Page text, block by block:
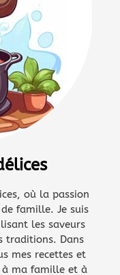
où la passion
famille. Je suis
les saveurs
traditions. Dans
mes recettes et
à ma famille et à